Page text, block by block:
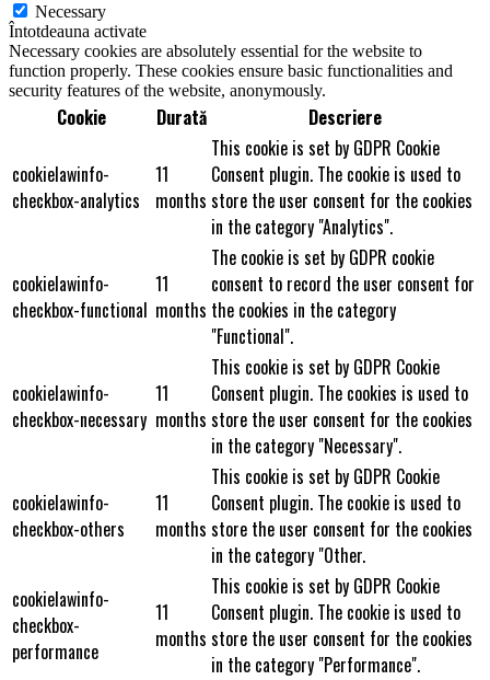
Necessary
Întotdeauna activate
Necessary cookies are absolutely essential for the website to
function properly. These cookies ensure basic functionalities and
security features of the website, anonymously.
Cookie Durată Descriere
cookielawinfo-
checkbox-analytics
11
months
This cookie is set by GDPR Cookie
Consent plugin. The cookie is used to
store the user consent for the cookies
in the category "Analytics".
cookielawinfo-
checkbox-functional
11
months
The cookie is set by GDPR cookie
consent to record the user consent for
the cookies in the category
"Functional".
cookielawinfo-
checkbox-necessary
11
months
This cookie is set by GDPR Cookie
Consent plugin. The cookies is used to
store the user consent for the cookies
in the category "Necessary".
cookielawinfo-
checkbox-others
11
months
This cookie is set by GDPR Cookie
Consent plugin. The cookie is used to
store the user consent for the cookies
in the category "Other.
cookielawinfo-
checkbox-
performance
11
months
This cookie is set by GDPR Cookie
Consent plugin. The cookie is used to
store the user consent for the cookies
in the category "Performance".